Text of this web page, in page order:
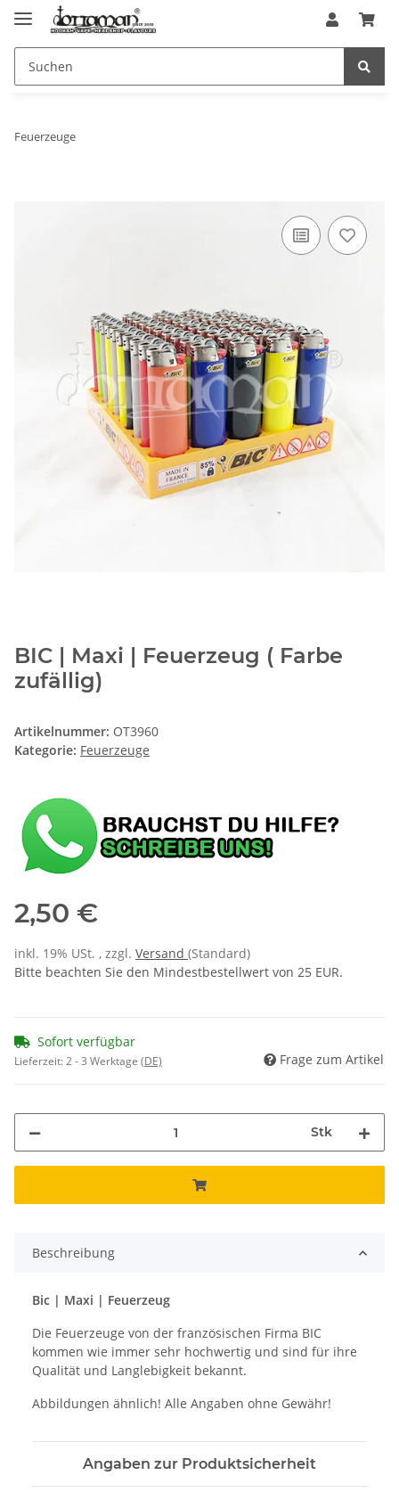
Feuerzeuge
BIC | Maxi | Feuerzeug ( Farbe
zufällig)
Artikelnummer: OT3960
Kategorie: Feuerzeuge
2,50 €
inkl. 19% USt. , zzgl. Versand (Standard)
Bitte beachten Sie den Mindestbestellwert von 25 EUR.
Sofort verfügbar
Lieferzeit:2 - 3 Werktage (DE) Frage zum Artikel
Stk
Beschreibung
Bic | Maxi | Feuerzeug
Die Feuerzeuge von der französischen Firma BIC
kommen wie immer sehr hochwertig und sind für ihre
Qualität und Langlebigkeit bekannt.
Abbildungen ähnlich! Alle Angaben ohne Gewähr!
Angaben zur Produktsicherheit